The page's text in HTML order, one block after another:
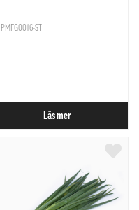
PMFG0016-ST
Läs mer